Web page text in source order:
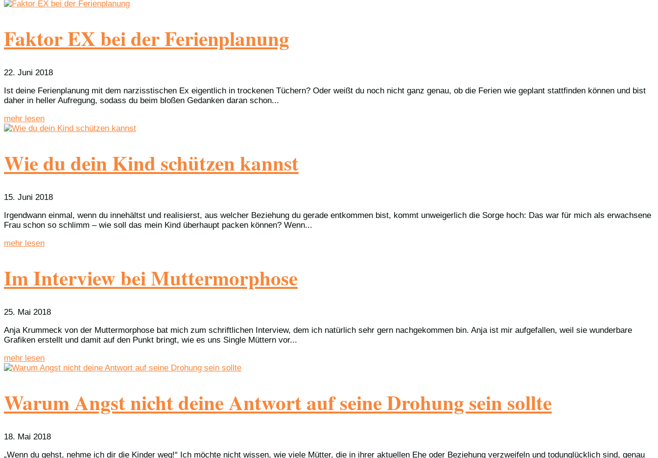
Faktor EX bei der Ferienplanung
22. Juni 2018
Ist deine Ferienplanung mit dem narzisstischen Ex eigentlich in trockenen Tüchern? Oder weißt du noch nicht ganz genau, ob die Ferien wie geplant stattfinden können und bist
daher in heller Aufregung, sodass du beim bloßen Gedanken daran schon...
mehr lesen
Wie du dein Kind schützen kannst
15. Juni 2018
Irgendwann einmal, wenn du innehältst und realisierst, aus welcher Beziehung du gerade entkommen bist, kommt unweigerlich die Sorge hoch: Das war für mich als erwachsene
Frau schon so schlimm – wie soll das mein Kind überhaupt packen können? Wenn...
mehr lesen
Im Interview bei Muttermorphose
25. Mai 2018
Anja Krummeck von der Muttermorphose bat mich zum schriftlichen Interview, dem ich natürlich sehr gern nachgekommen bin. Anja ist mir aufgefallen, weil sie wunderbare
Grafiken erstellt und damit auf den Punkt bringt, wie es uns Single Müttern vor...
mehr lesen
Warum Angst nicht deine Antwort auf seine Drohung sein sollte
18. Mai 2018
„Wenn du gehst, nehme ich dir die Kinder weg!“ Ich möchte nicht wissen, wie viele Mütter, die in ihrer aktuellen Ehe oder Beziehung verzweifeln und todunglücklich sind, genau